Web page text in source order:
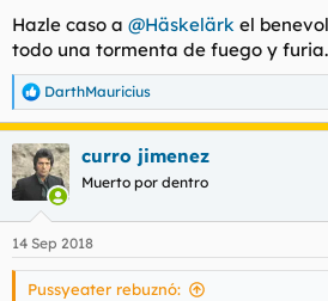
Hazle caso a @Häskelärk el
todo una tormenta de fuego y furia.
R
e
a
c
c
e
s
DarthMauricius
curro jimenez
Muerto por dentro
14 Sep 2018
Pussyeater rebuznó: